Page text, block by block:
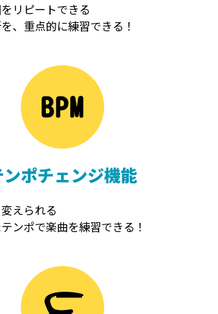
リピートできる
、重点的に練習できる！
ンポチェンジ機能
えられる
ンポで楽曲を練習できる！